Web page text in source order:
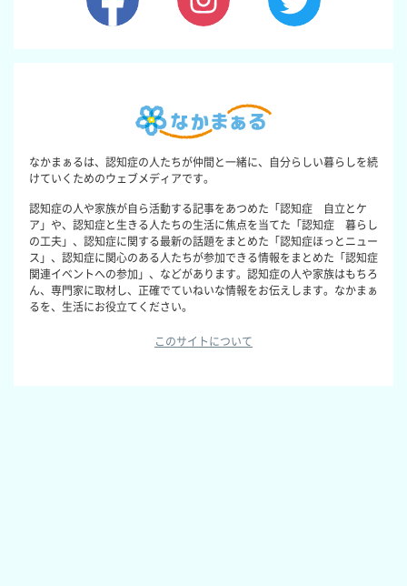
なかまぁるは、認知症の人たちが仲間と一緒に、自分らしい暮らしを続
けていくためのウェブメディアです。
認知症の人や家族が自ら活動する記事をあつめた「認知症 自立とケ
ア」や、認知症と生きる人たちの生活に焦点を当てた「認知症 暮らし
の工夫」、認知症に関する最新の話題をまとめた「認知症ほっとニュー
ス」、認知症に関心のある人たちが参加できる情報をまとめた「認知症
関連イベントへの参加」、などがあります。認知症の人や家族はもちろ
ん、専門家に取材し、正確でていねいな情報をお伝えします。なかまぁ
るを、生活にお役立てください。
このサイトについて